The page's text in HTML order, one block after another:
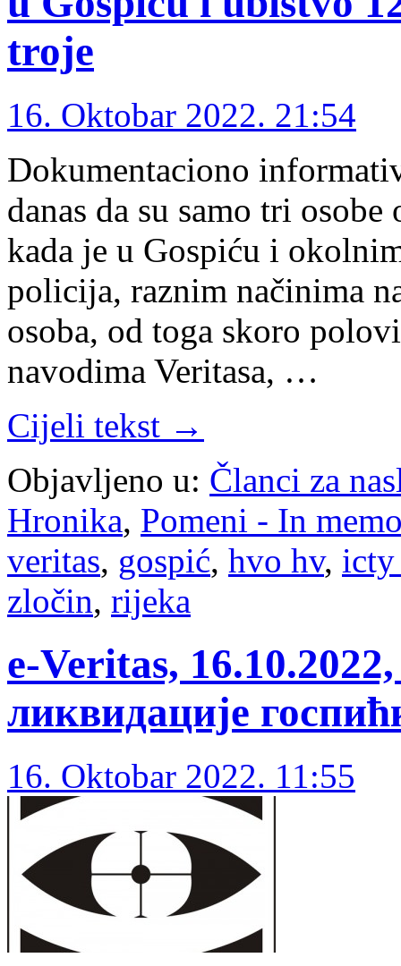
troje
16. Oktobar 2022. 21:54
Dokumentaciono
danas da su samo tri
kada je u Gospiću i
policija, raznim načinima
osoba, od toga skoro
navodima Veritasa, …
Cijeli tekst →
Objavljeno u: Članci za
Hronika, Pomeni - In
veritas, gospić, hvo hv,
zločin, rijeka
e-Veritas,
ликвидације
16. Oktobar 2022. 11:55